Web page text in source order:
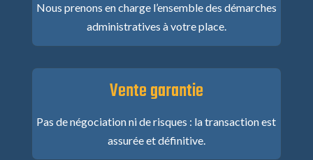
Nous prenons en charge l’ensemble des démarches
administratives à votre place.
Vente garantie
Pas de négociation ni de risques : la transaction est
assurée et définitive.